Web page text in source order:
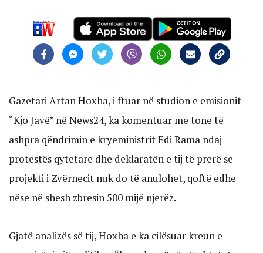
Gazetari Artan Hoxha, i ftuar në studion e emisionit
“Kjo Javë” në News24, ka komentuar me tone të
ashpra qëndrimin e kryeministrit Edi Rama ndaj
protestës qytetare dhe deklaratën e tij të prerë se
projekti i Zvërnecit nuk do të anulohet, qoftë edhe
nëse në shesh zbresin 500 mijë njerëz.
Gjatë analizës së tij, Hoxha e ka cilësuar kreun e